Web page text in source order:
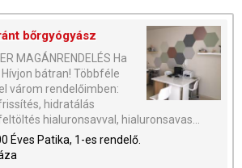
bőrgyógyász
MAGÁNRENDELÉS Ha
bátran! Többféle
várom rendelőimben:
hidratálás
hialuronsavval, hialuronsavas...
Éves Patika, 1-es rendelő.